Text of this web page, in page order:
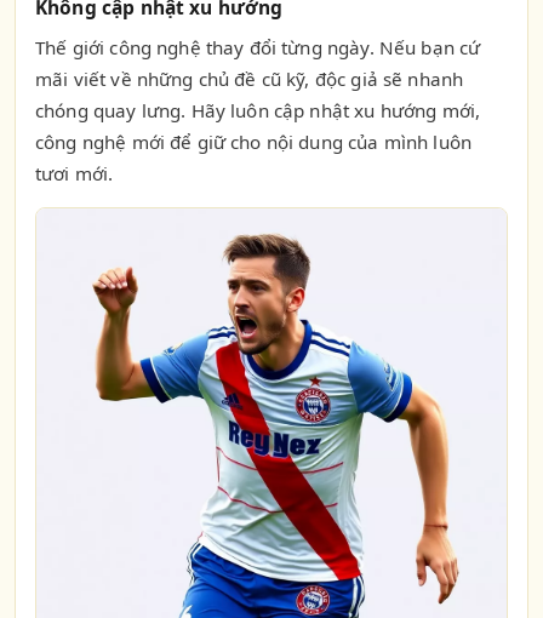
Không cập nhật xu hướng
Thế giới công nghệ thay đổi từng ngày. Nếu bạn cứ
mãi viết về những chủ đề cũ kỹ, độc giả sẽ nhanh
chóng quay lưng. Hãy luôn cập nhật xu hướng mới,
công nghệ mới để giữ cho nội dung của mình luôn
tươi mới.